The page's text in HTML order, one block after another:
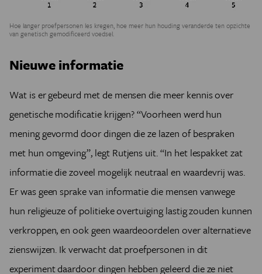
Hoe langer proefpersonen les kregen, hoe meer hun houding veranderde ten opzichte
van genetisch gemodificeerd voedsel.
Nieuwe informatie
Wat is er gebeurd met de mensen die meer kennis over
genetische modificatie krijgen? “Voorheen werd hun
mening gevormd door dingen die ze lazen of bespraken
met hun omgeving”, legt Rutjens uit. “In het lespakket zat
informatie die zoveel mogelijk neutraal en waardevrij was.
Er was geen sprake van informatie die mensen vanwege
hun religieuze of politieke overtuiging lastig zouden kunnen
verkroppen, en ook geen waardeoordelen over alternatieve
zienswijzen. Ik verwacht dat proefpersonen in dit
experiment daardoor dingen hebben geleerd die ze niet